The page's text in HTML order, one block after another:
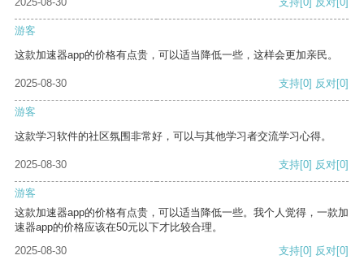
游客
这款加速器app的价格有点贵，可以适当降低一些，这样会更加亲民。
2025-08-30 支持[0] 反对[0]
游客
这款学习软件的社区氛围非常好，可以与其他学习者交流学习心得。
2025-08-30 支持[0] 反对[0]
游客
这款加速器app的价格有点贵，可以适当降低一些。我个人觉得，一款加
速器app的价格应该在50元以下才比较合理。
2025-08-30
支持[0] 反对[0]